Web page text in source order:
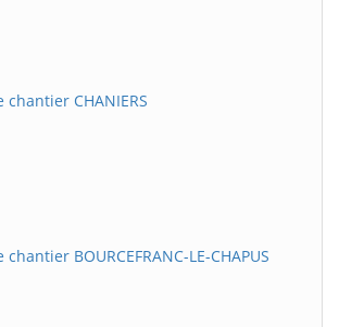
chantier CHANIERS
BOURCEFRANC-LE-CHAPUS